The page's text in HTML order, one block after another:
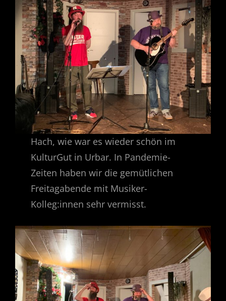
Hach, wie war es wieder schön im
KulturGut in Urbar. In Pandemie-
Zeiten haben wir die gemütlichen
Freitagabende mit Musiker-
Kolleg:innen sehr vermisst.
Navigation